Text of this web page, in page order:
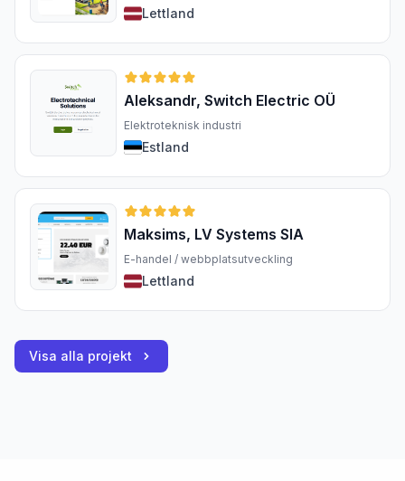
Lettland
Aleksandr, Switch Electric OÜ
Elektroteknisk industri
Estland
Maksims, LV Systems SIA
E-handel / webbplatsutveckling
Lettland
Visa alla projekt